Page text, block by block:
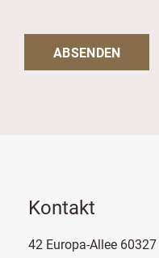
ABSENDEN
Kontakt
42 Europa-Allee